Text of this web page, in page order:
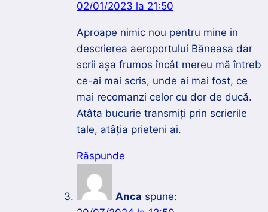
02/01/2023 la 21:50
Aproape nimic nou pentru mine in
descrierea aeroportului Băneasa dar
scrii așa frumos încât mereu mă întreb
ce-ai mai scris, unde ai mai fost, ce
mai recomanzi celor cu dor de ducă.
Atâta bucurie transmiți prin scrierile
tale, atâția prieteni ai.
Răspunde
Anca spune: